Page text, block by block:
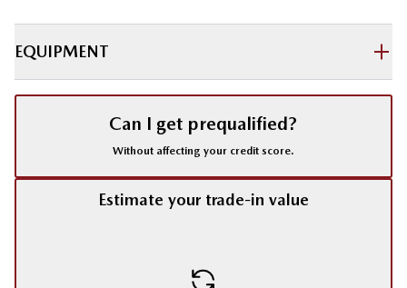
EQUIPMENT
Can I get prequalified?
Without affecting your credit score.
Estimate your trade-in value